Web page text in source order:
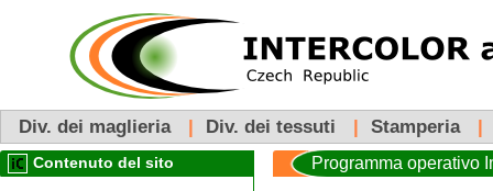
Div. dei maglieria | Div. dei tessuti | Stamperia |
Programma operativo
Contenuto del sito